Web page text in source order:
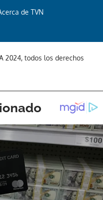
ACEPTAR
de TVN
2024, todos los derechos